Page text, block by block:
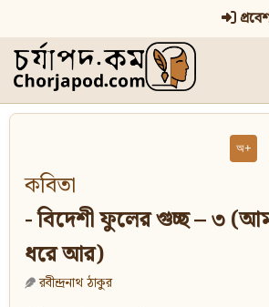
অ+
কবিতা
- বিদেশী ফুলের গুচ্ছ – ৩
ধরে আর)
রবীন্দ্রনাথ ঠাকুর